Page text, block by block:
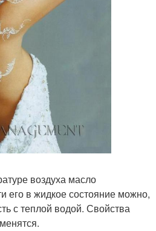
воздуха масло
его в жидкое состояние можно,
с теплой водой. Свойства